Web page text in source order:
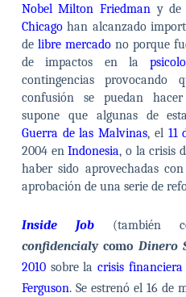
Nobel Milton Friedman y
Chicagohan alcanzado
de libre mercadono porque
de impactos en la
contingencias
confusión se puedan hacer
supone que algunas de
Guerra de las Malvinas, el 11
2004 enIndonesia, o la crisis
haber sido aprovechadas
aprobación de una serie de
Inside Job(también
confidencialy como Dinero
2010sobre la crisis financiera
Ferguson. Se estrenó el 16 de